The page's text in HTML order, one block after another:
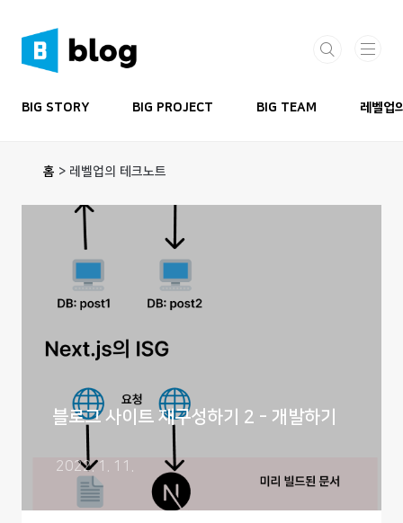
BIG STORY BIG PROJECT BIG TEAM 레벨업
홈 > 레벨업의 테크노트
블로그 사이트 재구성하기 2 - 개발하기
2022. 1. 11.